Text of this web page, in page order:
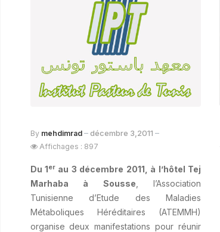
By mehdimrad décembre 3,2011
Affichages : 897
Du 1er au 3 décembre 2011, à l’hôtel Tej
Marhaba à Sousse , l’Association
Tunisienne d’Etude des Maladies
Métaboliques Héréditaires (ATEMMH)
organise deux manifestations pour réunir